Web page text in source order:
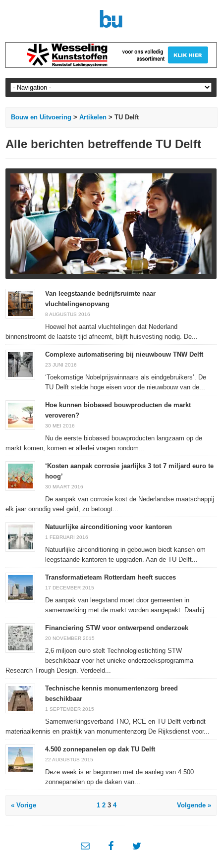
Bouw en Uitvoering >Artikelen > TU Delft
Alle berichten betreffende TU Delft
Van leegstaande bedrijfsruimte naar
vluchtelingenopvang
8 AUGUSTUS 2016
Hoewel het aantal vluchtelingen dat Nederland
binnenstroomt de laatste tijd afneemt, blijft huisvesting nodig. De...
Complexe automatisering bij nieuwbouw TNW Delft
23 JUNI 2016
‘Toekomstige Nobelprijswinnaars als eindgebruikers’. De
TU Delft stelde hoge eisen voor de nieuwbouw van de...
Hoe kunnen biobased bouwproducten de markt
veroveren?
30 MEI 2016
Nu de eerste biobased bouwproducten langzaam op de
markt komen, komen er allerlei vragen rondom...
‘Kosten aanpak corrosie jaarlijks 3 tot 7 miljard euro te
hoog’
30 MAART 2016
De aanpak van corrosie kost de Nederlandse maatschappij
elk jaar onnodig veel geld, zo betoogt...
Natuurlijke airconditioning voor kantoren
1 FEBRUARI 2016
Natuurlijke airconditioning in gebouwen biedt kansen om
leegstaande kantoren te upgraden. Aan de TU Delft...
Transformatieteam Rotterdam heeft succes
17 DECEMBER 2015
De aanpak van leegstand moet door gemeenten in
samenwerking met de markt worden aangepakt. Daarbij...
Financiering STW voor ontwerpend onderzoek
20 NOVEMBER 2015
2,6 miljoen euro stelt Technologiestichting STW
beschikbaar voor het unieke onderzoeksprogramma
Research Trough Design. Verdeeld...
Technische kennis monumentenzorg breed
beschikbaar
1 SEPTEMBER 2015
Samenwerkingsverband TNO, RCE en TU Delft verbindt
materiaalkennis en praktijk van monumentenzorg De Rijksdienst voor...
4.500 zonnepanelen op dak TU Delft
22 AUGUSTUS 2015
Deze week is er begonnen met de aanleg van 4.500
zonnepanelen op de daken van...
« Vorige 1 2 3 4 Volgende »